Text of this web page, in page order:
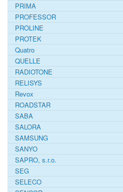
PRIMA
PROFESSOR
PROLINE
PROTEK
Quatro
QUELLE
RADIOTONE
RELISYS
Revox
ROADSTAR
SABA
SALORA
SAMSUNG
SANYO
SAPRO, s.r.o.
SEG
SELECO